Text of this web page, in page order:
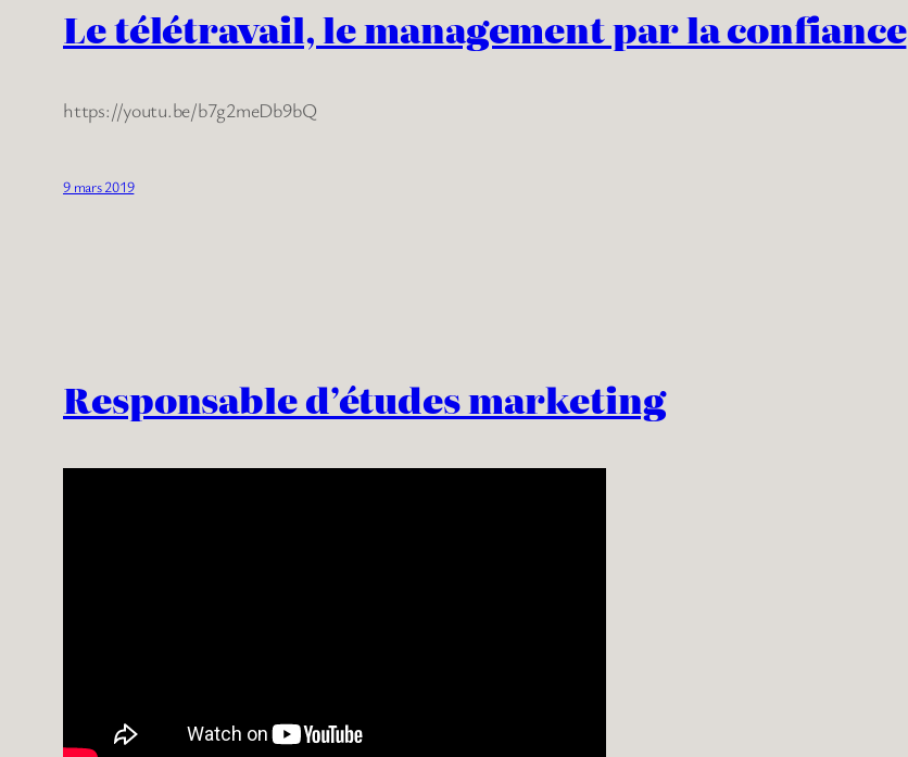
Le télétravail, le management par la confiance
https://youtu.be/b7g2meDb9bQ
9 mars 2019
Responsable d’études marketing